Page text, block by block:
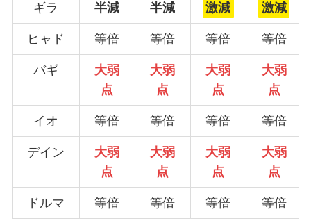
ギラ 半減 半減 激減 激減
ヒャド 等倍 等倍 等倍 等倍
バギ
大弱
点
大弱
点
大弱
点
大弱
点
イオ 等倍 等倍 等倍 等倍
デイン
大弱
点
大弱
点
大弱
点
大弱
点
ドルマ 等倍 等倍 等倍 等倍